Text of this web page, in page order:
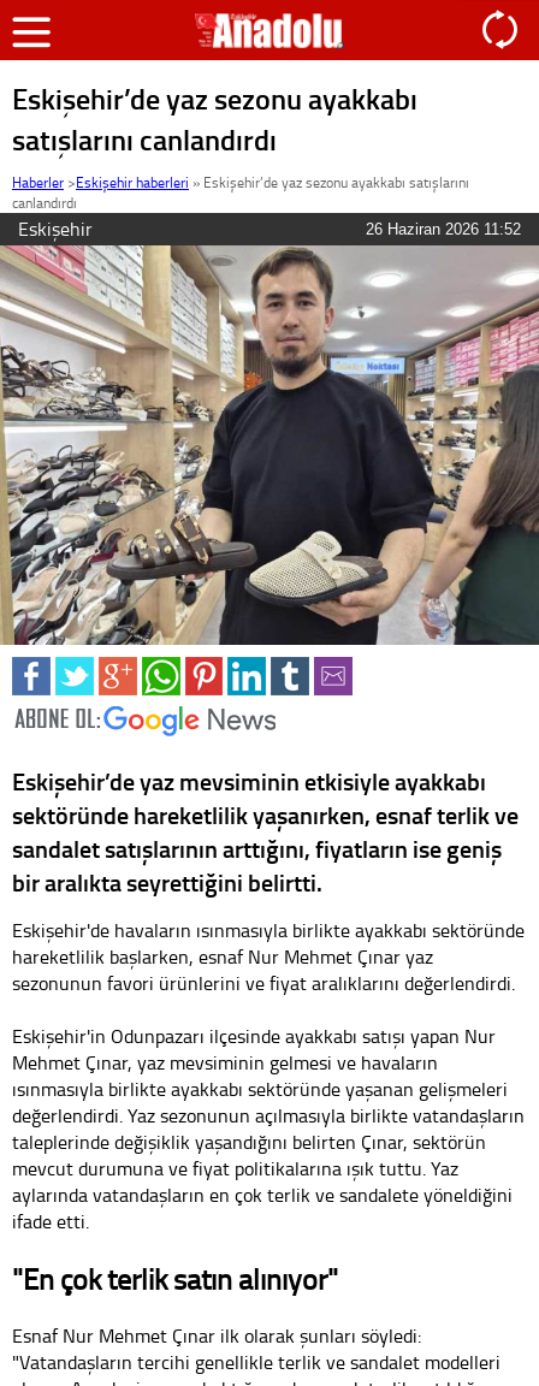
Eskişehir’de yaz sezonu ayakkabı
satışlarını canlandırdı
Haberler >Eskişehir haberleri » Eskişehir’de yaz sezonu ayakkabı satışlarını
canlandırdı
Eskişehir 26 Haziran 2026 11:52
Eskişehir’de yaz mevsiminin etkisiyle ayakkabı
sektöründe hareketlilik yaşanırken, esnaf terlik ve
sandalet satışlarının arttığını, fiyatların ise geniş
bir aralıkta seyrettiğini belirtti.
Eskişehir'de havaların ısınmasıyla birlikte ayakkabı sektöründe
hareketlilik başlarken, esnaf Nur Mehmet Çınar yaz
sezonunun favori ürünlerini ve fiyat aralıklarını değerlendirdi.
Eskişehir'in Odunpazarı ilçesinde ayakkabı satışı yapan Nur
Mehmet Çınar, yaz mevsiminin gelmesi ve havaların
ısınmasıyla birlikte ayakkabı sektöründe yaşanan gelişmeleri
değerlendirdi. Yaz sezonunun açılmasıyla birlikte vatandaşların
taleplerinde değişiklik yaşandığını belirten Çınar, sektörün
mevcut durumuna ve fiyat politikalarına ışık tuttu. Yaz
aylarında vatandaşların en çok terlik ve sandalete yöneldiğini
ifade etti.
"En çok terlik satın alınıyor"
Esnaf Nur Mehmet Çınar ilk olarak şunları söyledi:
"Vatandaşların tercihi genellikle terlik ve sandalet modelleri